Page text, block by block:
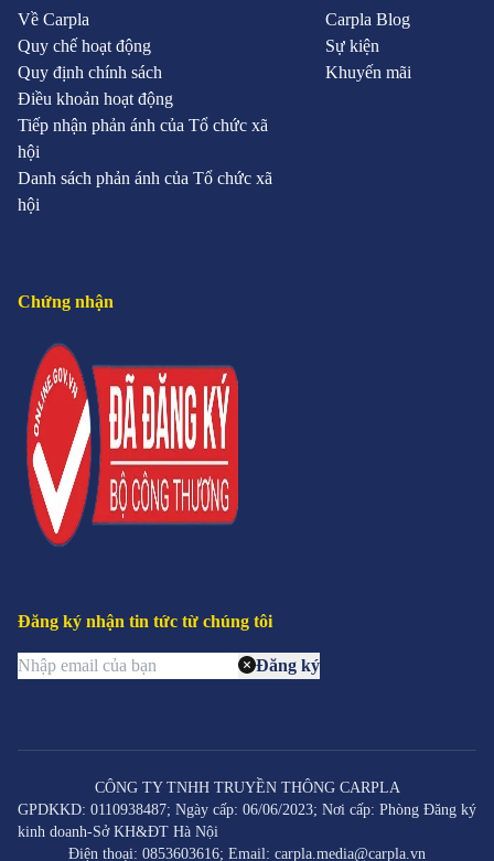
Về Carpla
Quy chế hoạt động
Quy định chính sách
Điều khoản hoạt động
Tiếp nhận phản ánh của Tổ chức xã
hội
Danh sách phản ánh của Tổ chức xã
hội
Carpla Blog
Sự kiện
Khuyến mãi
Chứng nhận
Đăng ký nhận tin tức từ chúng tôi
Đăng ký
CÔNG TY TNHH TRUYỀN THÔNG CARPLA
GPDKKD: 0110938487; Ngày cấp: 06/06/2023; Nơi cấp: Phòng Đăng ký
kinh doanh-Sở KH&ĐT Hà Nội
Điện thoại: 0853603616; Email: carpla.media@carpla.vn